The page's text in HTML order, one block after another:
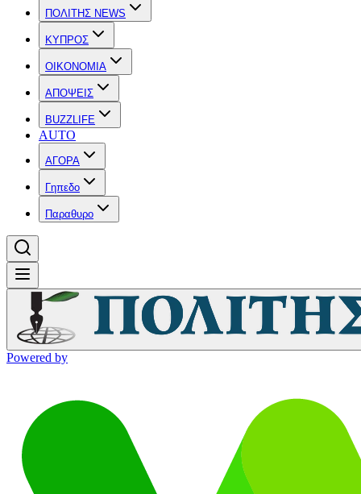
ΠΟΛΙΤΗΣ NEWS
ΚΥΠΡΟΣ
OIKONOMIA
ΑΠΟΨΕΙΣ
BUZZLIFE
AUTO
ΑΓΟΡΑ
Γηπεδο
Παραθυρο
Powered by